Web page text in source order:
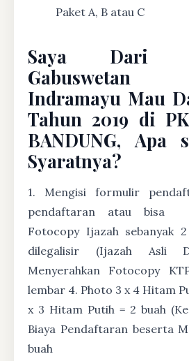
Paket A, B atau C
Saya Dari
Gabuswetan
Indramayu Mau
Tahun 2019 di
BANDUNG, Apa
Syaratnya?
1. Mengisi formulir
pendaftaran atau bisa
Fotocopy Ijazah sebanyak
dilegalisir (Ijazah Asli
Menyerahkan Fotocopy
lembar 4. Photo 3 x 4 Hitam
x 3 Hitam Putih = 2 buah
Biaya Pendaftaran beserta
buah